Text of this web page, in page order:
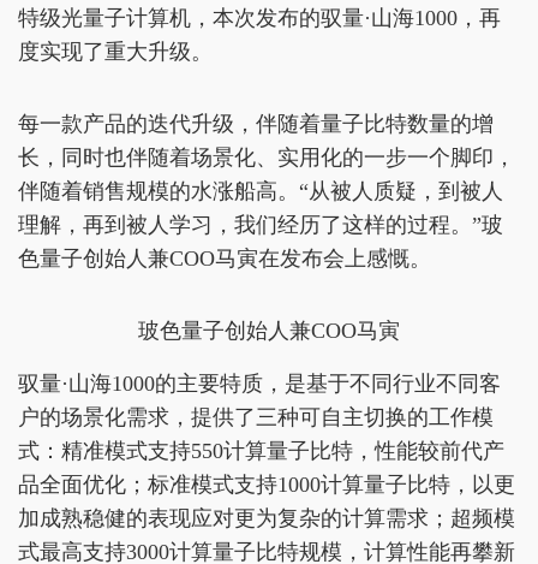
特级光量子计算机，本次发布的驭量·山海1000，再
度实现了重大升级。
每一款产品的迭代升级，伴随着量子比特数量的增
长，同时也伴随着场景化、实用化的一步一个脚印，
伴随着销售规模的水涨船高。“从被人质疑，到被人
理解，再到被人学习，我们经历了这样的过程。”玻
色量子创始人兼COO马寅在发布会上感慨。
玻色量子创始人兼COO马寅
驭量·山海1000的主要特质，是基于不同行业不同客
户的场景化需求，提供了三种可自主切换的工作模
式：精准模式支持550计算量子比特，性能较前代产
品全面优化；标准模式支持1000计算量子比特，以更
加成熟稳健的表现应对更为复杂的计算需求；超频模
式最高支持3000计算量子比特规模，计算性能再攀新